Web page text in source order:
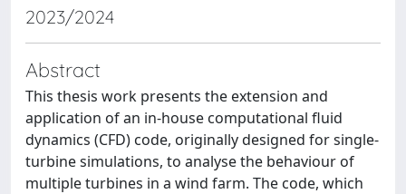
2023/2024
Abstract
This thesis work presents the extension and
application of an in-house computational fluid
dynamics (CFD) code, originally designed for single-
turbine simulations, to analyse the behaviour of
multiple turbines in a wind farm. The code, which